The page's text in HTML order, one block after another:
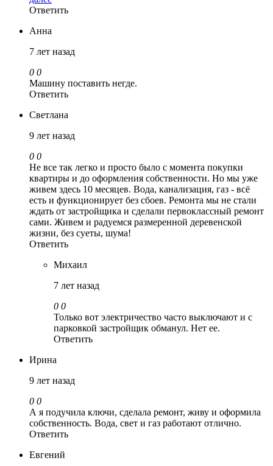
Ответить
Анна
7 лет назад
0 0
Машину поставить негде.
Ответить
Светлана
9 лет назад
0 0
Не все так легко и просто было с момента покупки
квартиры и до оформления собственности. Но мы уже
живем здесь 10 месяцев. Вода, канализация, газ - всё
есть и функционирует без сбоев. Ремонта мы не стали
ждать от застройщика и сделали первоклассный ремонт
сами. Живем и радуемся размеренной деревенской
жизни, без суеты, шума!
Ответить
Михаил
7 лет назад
0 0
Только вот электричество часто выключают и с
парковкой застройщик обманул. Нет ее.
Ответить
Ирина
9 лет назад
0 0
А я подучила ключи, сделала ремонт, живу и оформила
собственность. Вода, свет и газ работают отлично.
Ответить
Евгений